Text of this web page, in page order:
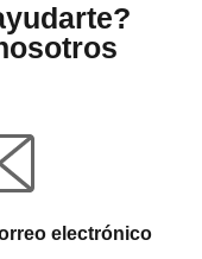
electrónico